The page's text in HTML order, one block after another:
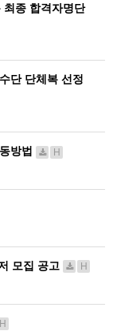
종 합격자명단
단 단체복 선정
방법 H
모집 공고 H
H